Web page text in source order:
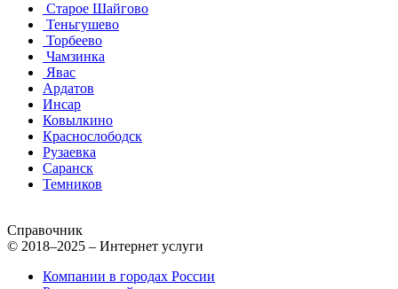
Старое Шайгово
Теньгушево
Торбеево
Чамзинка
Явас
Ардатов
Инсар
Ковылкино
Краснослободск
Рузаевка
Саранск
Темников
Справочник
© 2018–2025 – Интернет услуги
Компании в городах России